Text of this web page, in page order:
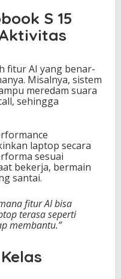
S 15
fitur AI yang benar-
Misalnya, sistem
meredam suara
sehingga
laptop secara
sesuai
bekerja, bermain
santai.
fitur AI bisa
terasa seperti
membantu.”